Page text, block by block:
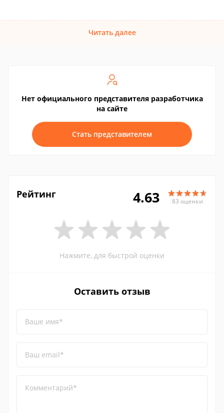
Читать далее
Нет официального представителя разработчика
на сайте
Стать представителем
Рейтинг 4.63 83 оценки
Нажмите, для быстрой оценки
Оставить отзыв
Ваше имя*
Ваш email*
Комментарий*